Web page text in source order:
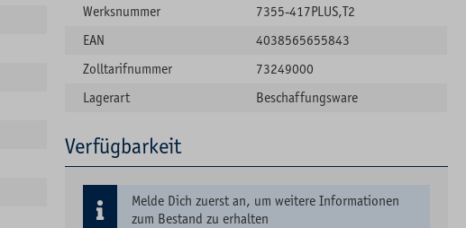
Werksnummer
7355-417PLUS,T2
EAN
4038565655843
Zolltarifnummer
73249000
Lagerart
Beschaffungsware
Verfügbarkeit
Melde Dich zuerst an, um weitere Informationen
zum Bestand zu erhalten